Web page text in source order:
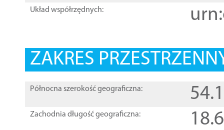
Układ współrzędnych:
ZAKRES
Północna szerokość geograficzna:
Zachodnia długość geograficzna: